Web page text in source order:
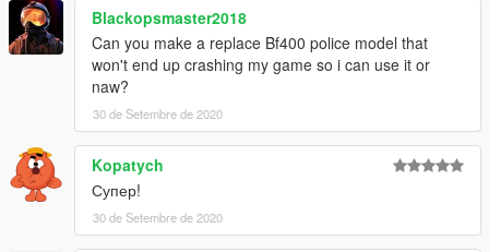
Blackopsmaster2018
Can you make a replace Bf400 police model that
won't end up crashing my game so i can use it or
naw?
30 de Setembre de 2020
Kopatych
Супер!
30 de Setembre de 2020